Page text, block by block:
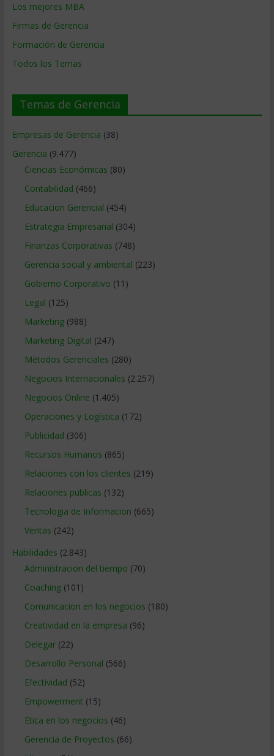
Los mejores MBA
Firmas de Gerencia
Formación de Gerencia
Todos los Temas
Temas de Gerencia
Empresas de Gerencia (38)
Gerencia (9.477)
Ciencias Económicas (80)
Contabilidad (466)
Educacion Gerencial (454)
Estrategia Empresarial (304)
Finanzas Corporativas (748)
Gerencia social y ambiental (223)
Gobierno Corporativo (11)
Legal (125)
Marketing(988)
Marketing Digital (247)
Métodos Gerenciales (280)
Negocios Internacionales (2.257)
Negocios Online (1.405)
Operaciones y Logística (172)
Publicidad (306)
Recursos Humanos (865)
Relaciones con los clientes (219)
Relaciones publicas (132)
Tecnologia de Informacion (665)
Ventas (242)
Habilidades (2.843)
Administracion del tiempo (70)
Coaching(101)
Comunicacion en los negocios (180)
Creatividad en la empresa (96)
Delegar(22)
Desarrollo Personal (566)
Efectividad (52)
Empowerment (15)
Etica en los negocios (46)
Gerencia de Proyectos (66)